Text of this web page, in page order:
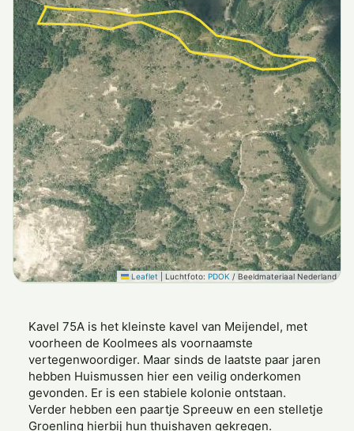
Leaflet Luchtfoto: PDOK / Beeldmateriaal Nederland
Kavel 75A is het kleinste kavel van Meijendel, met
voorheen de Koolmees als voornaamste
vertegenwoordiger. Maar sinds de laatste paar jaren
hebben Huismussen hier een veilig onderkomen
gevonden. Er is een stabiele kolonie ontstaan.
Verder hebben een paartje Spreeuw en een stelletje
Groenling hierbij hun thuishaven gekregen.